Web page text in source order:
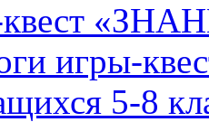
квест
игры-
5-8